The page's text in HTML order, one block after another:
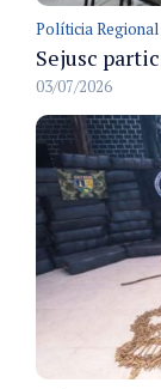
Políticia Regional
03/07/2026